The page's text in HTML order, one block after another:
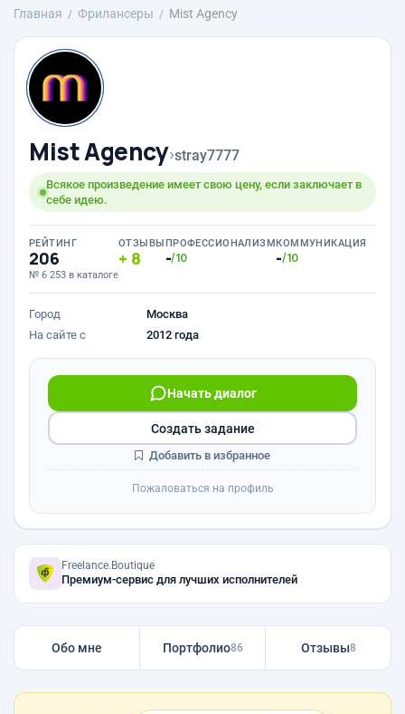
Главная Фрилансеры Mist Agency
Mist Agency›stray7777
Всякое произведение имеет свою цену, если заключает в
себе идею.
РЕЙТИНГ
206
№ 6 253 в каталоге
ОТЗЫВЫ
8
ПРОФЕССИОНАЛИЗМ
-/10
КОММУНИКАЦИЯ
-/10
Город
Москва
На сайте с
2012 года
Начать диалог
Создать задание
Добавить в избранное
Пожаловаться на профиль
Freelance.Boutique
Премиум-сервис для лучших исполнителей
Обо мне Портфолио86 Отзывы8